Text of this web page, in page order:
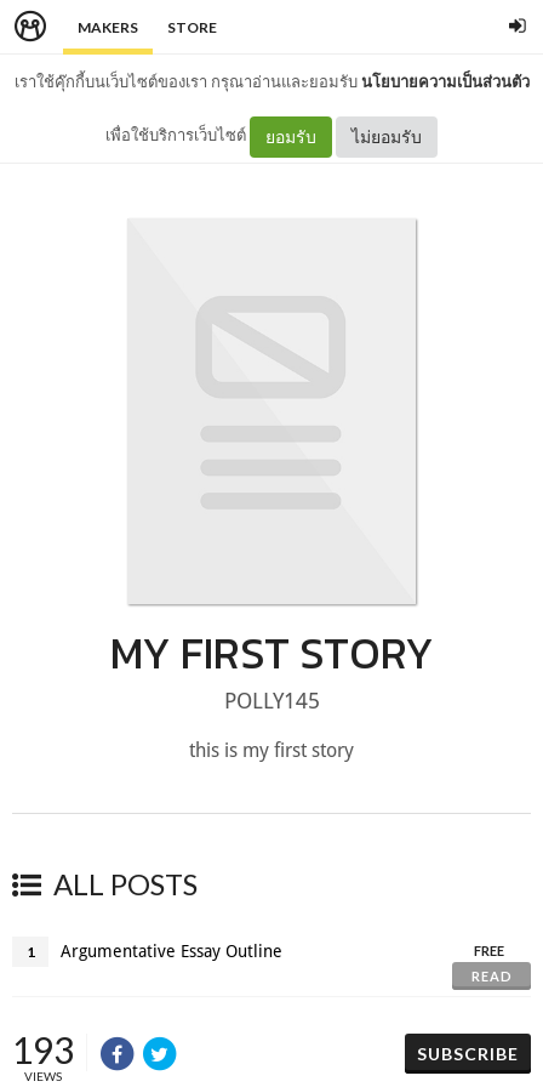
MAKERS STORE
เราใช้คุ๊กกี้บนเว็บไซต์ของเรา กรุณาอ่านและยอมรับนโยบายความเป็นส่วนตัว
เพื่อใช้บริการเว็บไซต์ ยอมรับ ไม่ยอมรับ
MY FIRST STORY
POLLY145
this is my first story
ALL POSTS
1 Argumentative Essay Outline
FREE
READ
193
VIEWS
SUBSCRIBE